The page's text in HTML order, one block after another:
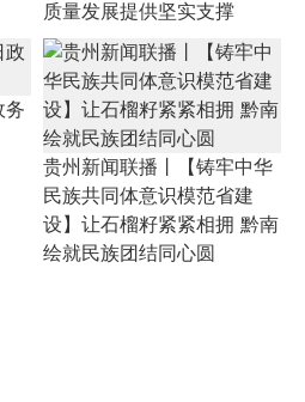
质量发展提供坚实支撑
务
贵州新闻联播丨【铸牢中华
民族共同体意识模范省建
设】让石榴籽紧紧相拥 黔南
绘就民族团结同心圆